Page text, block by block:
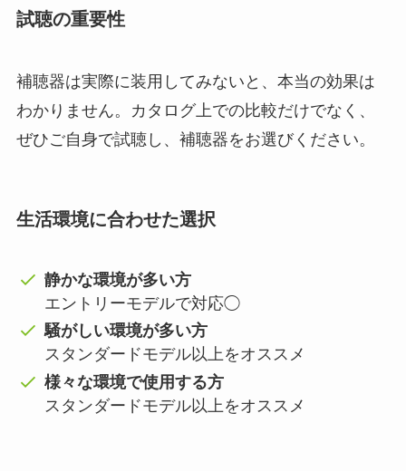
試聴の重要性
補聴器は実際に装用してみないと、本当の効果は
わかりません。カタログ上での比較だけでなく、
ぜひご自身で試聴し、補聴器をお選びください。
生活環境に合わせた選択
静かな環境が多い方
エントリーモデルで対応◯
騒がしい環境が多い方
スタンダードモデル以上をオススメ
様々な環境で使用する方
スタンダードモデル以上をオススメ